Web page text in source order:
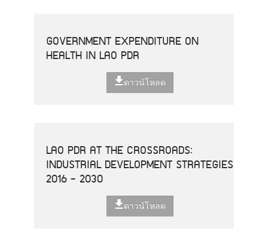
GOVERNMENT EXPENDITURE ON
HEALTH IN LAO PDR
ดาวน์โหลด
LAO PDR AT THE CROSSROADS:
INDUSTRIAL DEVELOPMENT STRATEGIES
2016 - 2030
ดาวน์โหลด